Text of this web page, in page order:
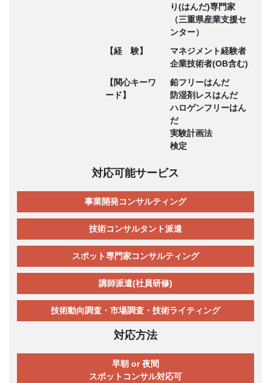
り(はんだ)専門家
（三重県産業支援セ
ンター）
【経 験】
マネジメント経験者
企業技術者(OB含む)
【関心キーワ
ード】
鉛フリーはんだ
防湿剤レスはんだ
ハロゲンフリーはん
だ
実験計画法
検定
対応可能サービス
事業開発コンサルティング
技術コンサルタント派遣
スポット専門家コンサルティング
講師派遣(社員研修)
技術動向調査・市場調査・技術ライティング
対応方法
早朝 or 夜間
スポットコンサル対応可